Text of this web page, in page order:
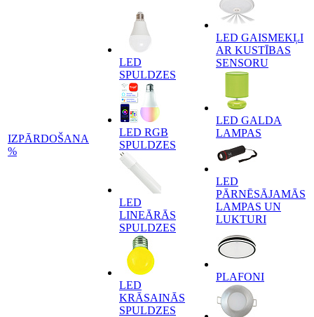
IZPĀRDOŠANA
%
LED
SPULDZES
LED RGB
SPULDZES
LED
LINEĀRĀS
SPULDZES
LED
KRĀSAINĀS
SPULDZES
LED GAISMEKĻI
AR KUSTĪBAS
SENSORU
LED GALDA
LAMPAS
LED
PĀRNĒSĀJAMĀS
LAMPAS UN
LUKTURI
PLAFONI